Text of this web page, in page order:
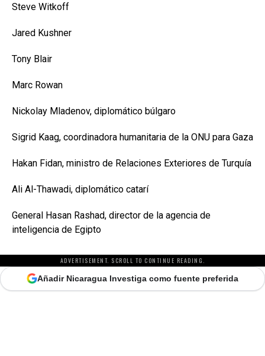
Steve Witkoff
Jared Kushner
Tony Blair
Marc Rowan
Nickolay Mladenov, diplomático búlgaro
Sigrid Kaag, coordinadora humanitaria de la ONU para Gaza
Hakan Fidan, ministro de Relaciones Exteriores de Turquía
Ali Al-Thawadi, diplomático catarí
General Hasan Rashad, director de la agencia de
inteligencia de Egipto
ADVERTISEMENT. SCROLL TO CONTINUE READING.
Añadir Nicaragua Investiga como fuente preferida